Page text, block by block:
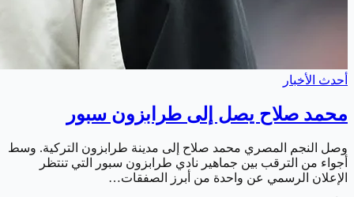
أحدث الأخبار
محمد صلاح يصل إلى طرابزون سبور
وصل النجم المصري محمد صلاح إلى مدينة طرابزون التركية. وسط
أجواء من الترقب بين جماهير نادي طرابزون سبور التي تنتظر
الإعلان الرسمي عن واحدة من أبرز الصفقات…